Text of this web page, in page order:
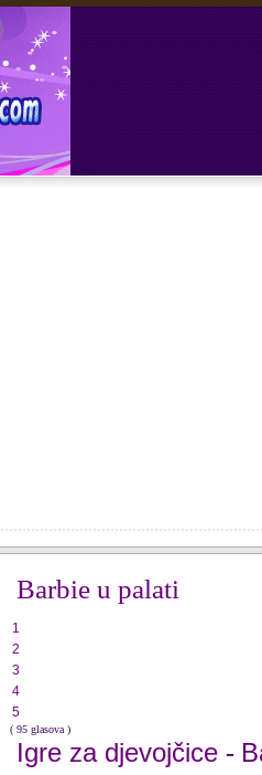
Barbie u palati
1
2
3
4
5
( 95 glasova )
Igre za djevojčice -